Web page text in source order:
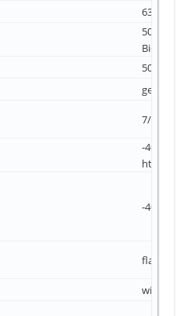
63 mm
500 N
7/8 Zoll
-40 ...
https://
-40 ...